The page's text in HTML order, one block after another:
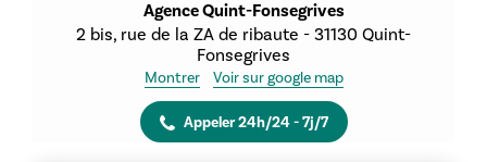
Agence Quint-Fonsegrives
2 bis, rue de la ZA de ribaute - 31130 Quint-
Fonsegrives
Montrer Voir sur google map
Appeler 24h/24 - 7j/7